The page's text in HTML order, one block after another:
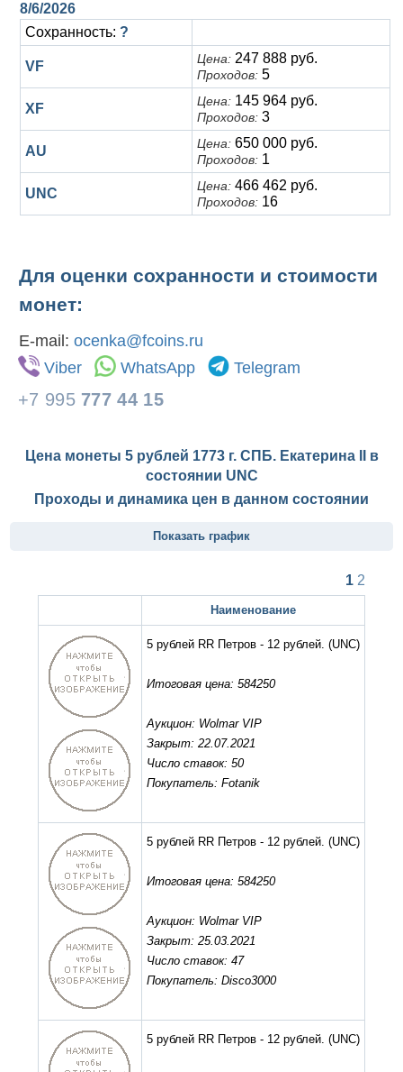
8/6/2026
Сохранность: ?
VF Цена: 247 888 руб.
Проходов: 5
XF Цена: 145 964 руб.
Проходов: 3
AU Цена: 650 000 руб.
Проходов: 1
UNC Цена: 466 462 руб.
Проходов: 16
Для оценки сохранности и стоимости
монет:
E-mail: ocenka@fcoins.ru
Viber
WhatsApp Telegram
+7 995 777 44 15
Цена монеты 5 рублей 1773 г. СПБ. Екатерина II в
состоянии UNC
Проходы и динамика цен в данном состоянии
Показать график
1 2
Наименование
5 рублей RR Петров - 12 рублей. (UNC)
Итоговая цена: 584250
Аукцион: Wolmar VIP
Закрыт: 22.07.2021
Число ставок: 50
Покупатель: Fotanik
5 рублей RR Петров - 12 рублей. (UNC)
Итоговая цена: 584250
Аукцион: Wolmar VIP
Закрыт: 25.03.2021
Число ставок: 47
Покупатель: Disco3000
5 рублей RR Петров - 12 рублей. (UNC)